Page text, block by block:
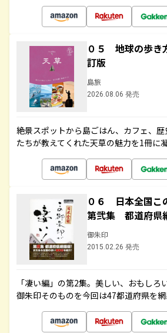
０５ 地球の歩
訂版
島旅
2026.08.06 発売
絶景スポットから島ごはん、カフェ、
たちが教えてくれた天草の魅力を1冊に
０６ 日本全国こ
第弐集 都道府県
御朱印
2015.02.26 発売
「凄い編」の第2集。美しい、おもしろ
御朱印そのものを今回は47都道府県を網